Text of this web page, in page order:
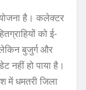
है। कलेक्टर
को ई-
बुजुर्ग और
नहीं हो पाया है।
में धमतरी जिला